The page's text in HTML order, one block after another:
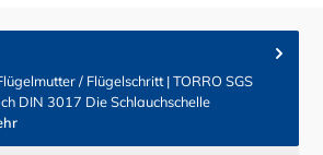
/ Flügelschritt | TORRO SGS
DIN 3017 Die Schlauchschelle